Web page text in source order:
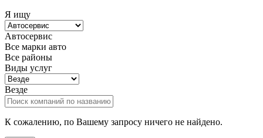
Я ищу
Автосервис
Все марки авто
Все районы
Виды услуг
Везде
К сожалению, по Вашему запросу ничего не найдено.